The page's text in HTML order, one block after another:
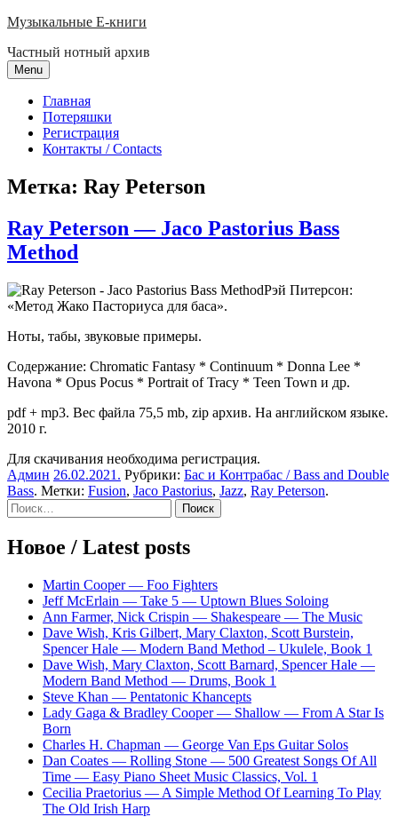
Skip
content
Музыкальные E-книги
Частный нотный архив
Menu
Главная
Потеряшки
Регистрация
Контакты / Contacts
Метка: Ray Peterson
Ray Peterson — Jaco Pastorius Bass
Method
Рэй Питерсон:
«Метод Жако Пасториуса для баса».
Ноты, табы, звуковые примеры.
Содержание: Chromatic Fantasy * Continuum * Donna Lee *
Havona * Opus Pocus * Portrait of Tracy * Teen Town и др.
pdf + mp3. Вес файла 75,5 mb, zip архив. На английском языке.
2010 г.
Для скачивания необходима регистрация.
Админ 26.02.2021 . Рубрики: Бас и Контрабас / Bass and Double
Bass. Метки: Fusion, Jaco Pastorius, Jazz, Ray Peterson.
Sidebar
Найти:
Новое / Latest posts
Martin Cooper — Foo Fighters
Jeff McErlain — Take 5 — Uptown Blues Soloing
Ann Farmer, Nick Crispin — Shakespeare — The Music
Dave Wish, Kris Gilbert, Mary Claxton, Scott Burstein,
Spencer Hale — Modern Band Method – Ukulele, Book 1
Dave Wish, Mary Claxton, Scott Barnard, Spencer Hale —
Modern Band Method — Drums, Book 1
Steve Khan — Pentatonic Khancepts
Lady Gaga & Bradley Cooper — Shallow — From A Star Is
Born
Charles H. Chapman — George Van Eps Guitar Solos
Dan Coates — Rolling Stone — 500 Greatest Songs Of All
Time — Easy Piano Sheet Music Classics, Vol. 1
Cecilia Praetorius — A Simple Method Of Learning To Play
The Old Irish Harp